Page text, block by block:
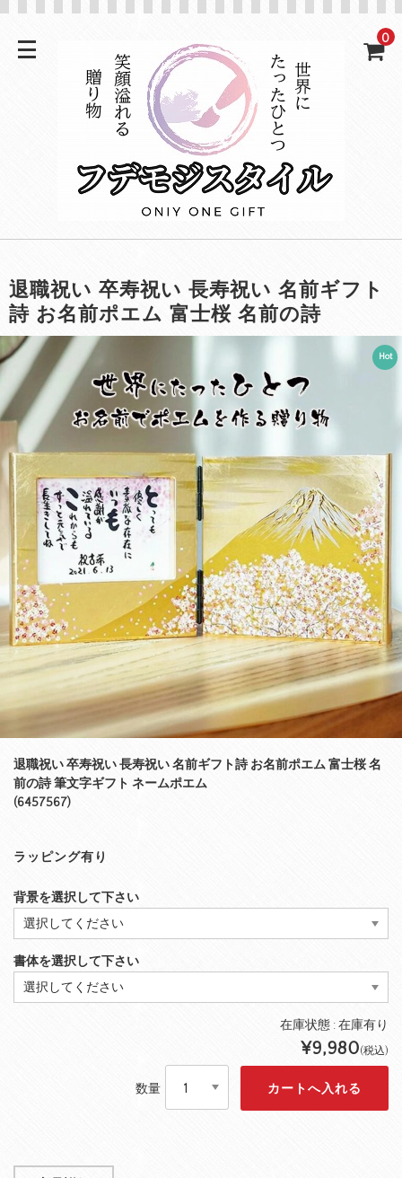
0
退職祝い 卒寿祝い 長寿祝い 名前ギフト
詩 お名前ポエム 富士桜 名前の詩
Hot
退職祝い 卒寿祝い 長寿祝い 名前ギフト詩 お名前ポエム 富士桜 名
前の詩 筆文字ギフト ネームポエム
(6457567)
ラッピング有り
背景を選択して下さい
書体を選択して下さい
在庫状態 : 在庫有り
¥9,980(税込)
数量